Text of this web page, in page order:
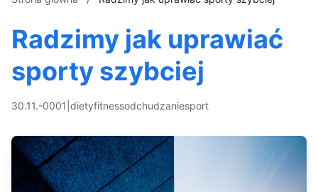
Radzimy jak uprawiać
sporty szybciej
30.11.-0001 dietyfitnessodchudzaniesport